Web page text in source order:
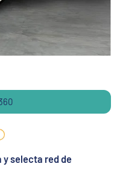
y selecta red de